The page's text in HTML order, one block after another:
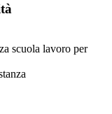
scuola lavoro per